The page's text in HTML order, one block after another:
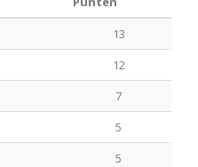
13
12
7
5
5